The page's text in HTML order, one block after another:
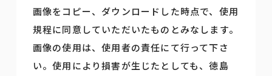
画像をコピー、ダウンロードした時点で、使用
規程に同意していただいたものとみなします。
画像の使用は、使用者の責任にて行って下さ
い。使用により損害が生じたとしても、徳島